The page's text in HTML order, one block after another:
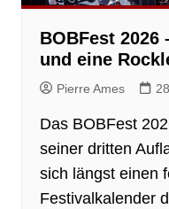
BOBFest 2026
und eine
Pierre Ames
Das BOBFest
seiner dritten
sich längst einen
Festivalkalender